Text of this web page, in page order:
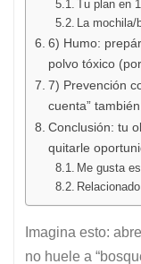
Tu plan en
La
6) Humo:
polvo tóxico
7) Prevención
cuenta”
Conclusión: tu
quitarle
Me gusta
Relacionado
Imagina esto:
no huele a